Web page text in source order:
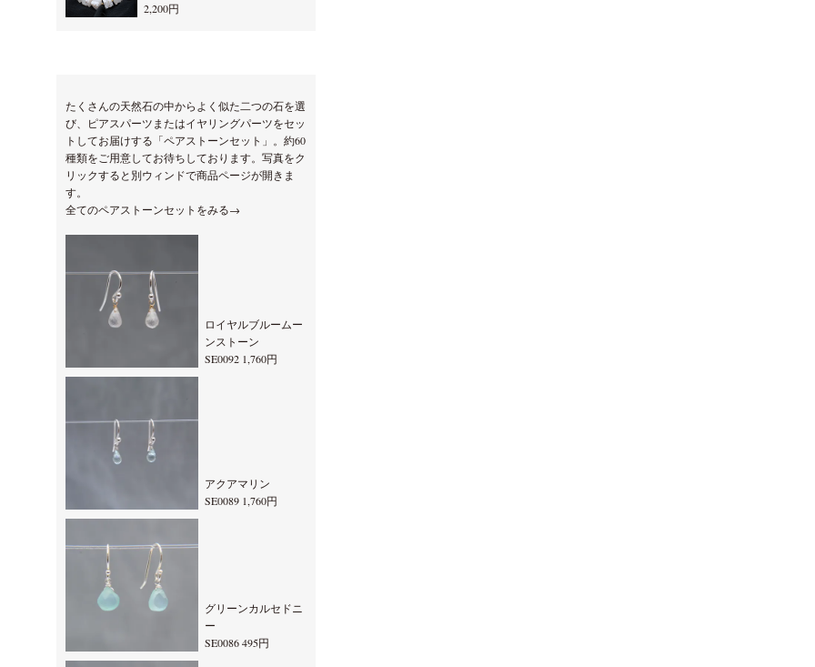
2,200円
たくさんの天然石の中からよく似た二つの石を選
び、ピアスパーツまたはイヤリングパーツをセッ
トしてお届けする「ペアストーンセット」。約60
種類をご用意してお待ちしております。写真をク
リックすると別ウィンドで商品ページが開きま
す。
全てのペアストーンセットをみる→
ロイヤルブルームー
ンストーン
SE0092 1,760円
アクアマリン
SE0089 1,760円
グリーンカルセドニ
ー
SE0086 495円